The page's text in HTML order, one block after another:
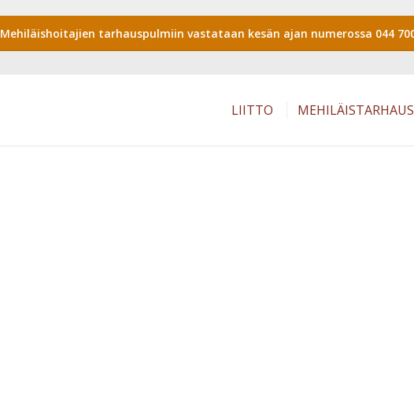
Mehiläishoitajien tarhauspulmiin vastataan kesän ajan numerossa 044
LIITTO MEHILÄISTARHAUS